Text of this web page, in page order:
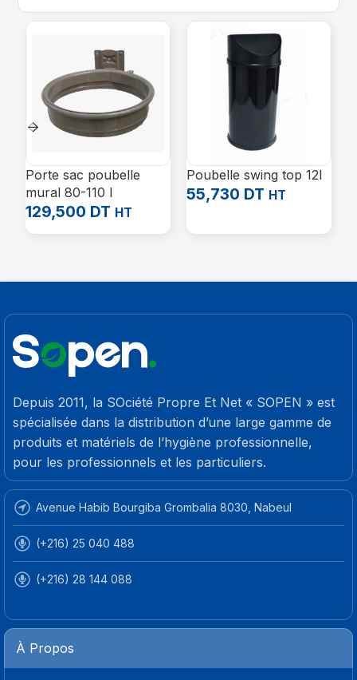
Porte sac poubelle
mural 80-110 l
129,500 DT HT
Poubelle swing top 12l
55,730 DT HT
Depuis 2011, la SOciété Propre Et Net « SOPEN » est
spécialisée dans la distribution d’une large gamme de
produits et matériels de l’hygiène professionnelle,
pour les professionnels et les particuliers.
Avenue Habib Bourgiba Grombalia 8030, Nabeul
(+216) 25 040 488
(+216) 28 144 088
À Propos